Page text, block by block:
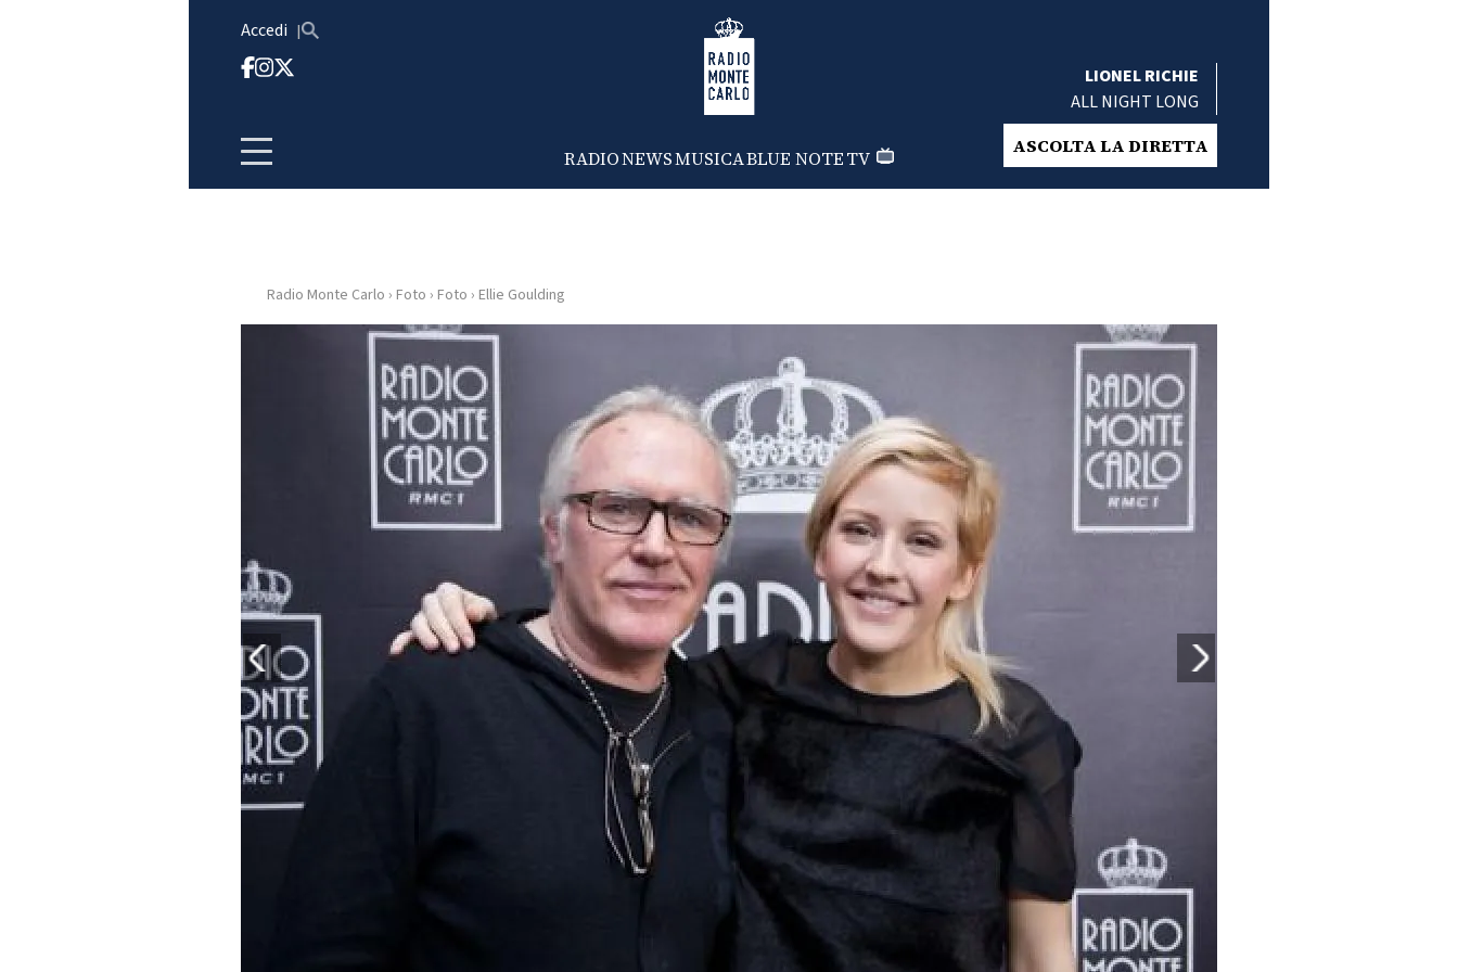
Accedi Radio Monte Carlo
RADIONEWSMUSICABLUE NOTETV
LIONEL RICHIE
ALL NIGHT LONG
ASCOLTA LA DIRETTA
HOME
NEWS
FOTO
CONCORSI
EVENTI
Radio Monte Carlo › Foto › Foto › Ellie Goulding